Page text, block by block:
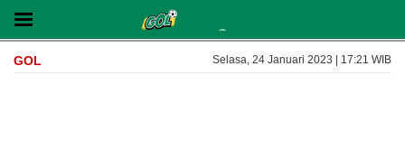
GOL Selasa, 24 Januari 2023 | 17:21 WIB